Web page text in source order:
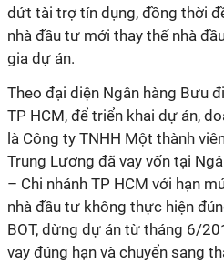
dứt tài trợ tín dụng, đồng thời
nhà đầu tư mới thay thế nhà
gia dự án.
Theo đại diện Ngân hàng Bưu
TP HCM, để triển khai dự án,
là Công ty TNHH Một thành
Trung Lương đã vay vốn tại
– Chi nhánh TP HCM với hạn
nhà đầu tư không thực hiện
BOT, dừng dự án từ tháng 6/
vay đúng hạn và chuyển sang